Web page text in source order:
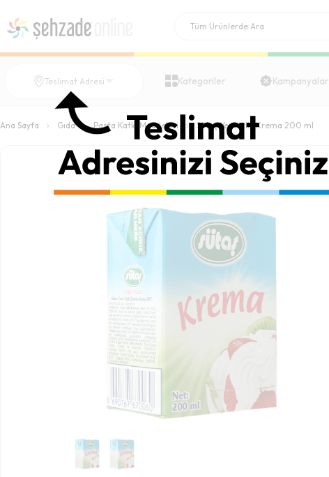
Teslimat Adresi Kategoriler Kampanyalar
Ana Sayfa Gıda Pasta Katkı Maddeleri Sütaş Yemeklik Krema 200 ml